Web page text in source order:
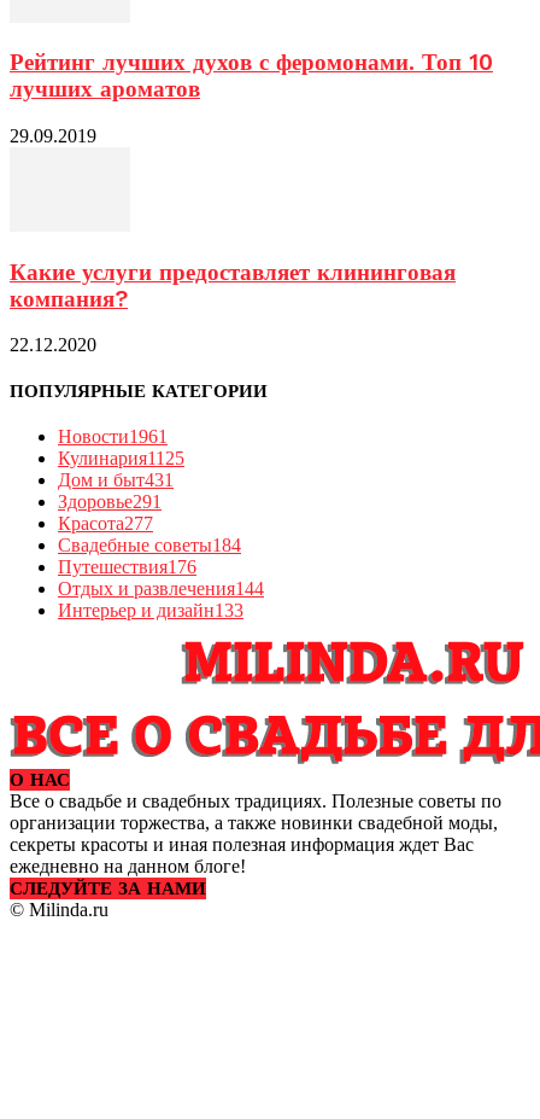
Рейтинг лучших духов с феромонами. Топ 10
лучших ароматов
29.09.2019
Какие услуги предоставляет клининговая
компания?
22.12.2020
ПОПУЛЯРНЫЕ КАТЕГОРИИ
Новости1961
Кулинария1125
Дом и быт431
Здоровье291
Красота277
Свадебные советы184
Путешествия176
Отдых и развлечения144
Интерьер и дизайн133
О НАС
Все о свадьбе и свадебных традициях. Полезные советы по
организации торжества, а также новинки свадебной моды,
секреты красоты и иная полезная информация ждет Вас
ежедневно на данном блоге!
СЛЕДУЙТЕ ЗА НАМИ
© Milinda.ru